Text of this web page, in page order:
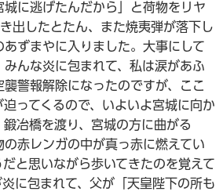
城に逃げたんだから」と荷物をリヤ
出したとたん、また焼夷弾が落下し
ずまやに入りました。大事にして
んな炎に包まれて、私は涙があふ
警報解除になったのですが、ここ
ってくるので、いよいよ宮城に向か
冶橋を渡り、宮城の方に曲がる
の赤レンガの中が真っ赤に燃えてい
と思いながら歩いてきたのを覚えて
に包まれて、父が「天皇陛下の所も